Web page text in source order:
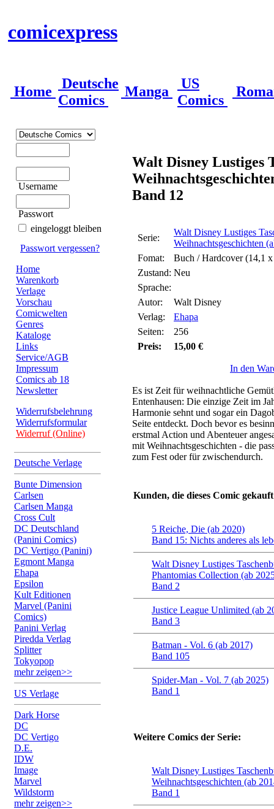
comicexpress
Home
Deutsche
Comics
Manga
US
Comics
Username
Passwort
eingeloggt bleiben
Passwort vergessen?
Home
Warenkorb
Verlage
Vorschau
Comicwelten
Genres
Kataloge
Links
Service/AGB
Impressum
Comics ab 18
Newsletter
Widerrufsbelehrung
Widerrufsformular
Widerruf (Online)
Deutsche Verlage
Bunte Dimension
Carlsen
Carlsen Manga
Cross Cult
DC Deutschland
(Panini Comics)
DC Vertigo (Panini)
Egmont Manga
Ehapa
Epsilon
Kult Editionen
Marvel (Panini
Comics)
Panini Verlag
Piredda Verlag
Splitter
Tokyopop
mehr zeigen>>
US Verlage
Dark Horse
DC
DC Vertigo
D.E.
IDW
Image
Marvel
Wildstorm
mehr zeigen>>
Walt Disney Lustiges
Band 12
Serie:
Walt Disney Lustiges
Weihnachtsgeschichten
Fomat:
Buch / Hardcover (14,1
Zustand: Neu
Sprache:
Autor:
Walt Disney
Verlag:
Ehapa
Seiten:
256
Preis:
15,00 €
In den
Es ist Zeit für weihnachtliche
Entenhausen: Die einzige Zeit im
Harmonie sehnt und sogar ein
Seite entdeckt. Doch bevor es
erstmal Action und Abenteuer
mit Weihnachtsgeschichten - die
zum Fest oder für zwischendurch.
Kunden, die dieses Comic
5 Reiche, Die (ab 2020)
Band 15: Nichts anderes als
Walt Disney Lustiges
Phantomias Collection (ab
Band 2
Justice League Unlimited (ab
Band 3
Batman - Vol. 6 (ab 2017)
Band 105
Spider-Man - Vol. 7 (ab 2025)
Band 1
Weitere Comics der Serie:
Walt Disney Lustiges
Weihnachtsgeschichten (ab
Band 1